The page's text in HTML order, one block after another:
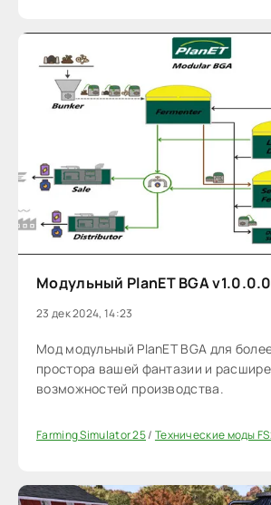
Модульный PlanET BGA v1.0.0.0
23 дек 2024, 14:23
Мод модульный PlanET BGA для
простора вашей фантазии и
возможностей производства.
Farming Simulator 25/ Технические моды